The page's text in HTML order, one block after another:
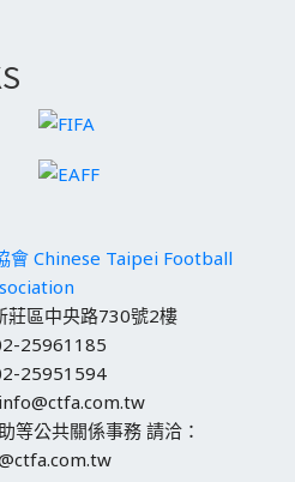
會 Chinese Taipei Football
莊區中央路730號2樓
25961185
25951594
等公共關係事務 請洽：